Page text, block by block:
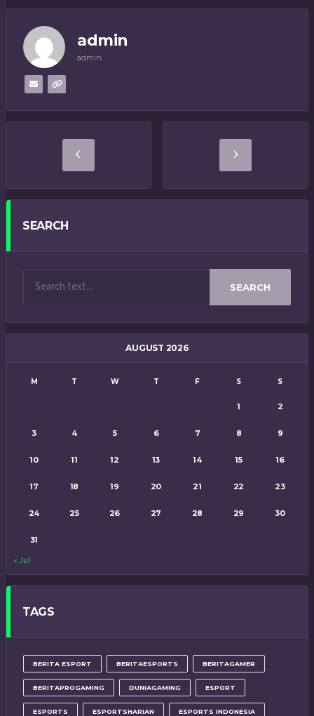
admin
admin
SEARCH
SEARCH
AUGUST 2026
M T W T F S S
1 2
3 4 5 6 7 8 9
10 11 12 13 14 15 16
17 18 19 20 21 22 23
24 25 26 27 28 29 30
31
« Jul
TAGS
BERITA ESPORT BERITAESPORTS BERITAGAMER
BERITAPROGAMING DUNIAGAMING ESPORT
ESPORTS ESPORTSHARIAN ESPORTS INDONESIA